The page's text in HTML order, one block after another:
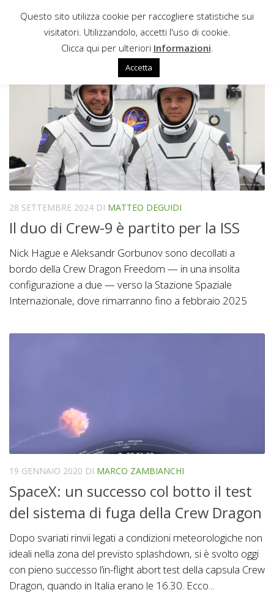
Sotto il contenuto
SUPERDRACO
28 SETTEMBRE 2024 DI MATTEO DEGUIDI
Il duo di Crew-9 è partito per la ISS
Nick Hague e Aleksandr Gorbunov sono decollati a
bordo della Crew Dragon Freedom — in una insolita
configurazione a due — verso la Stazione Spaziale
Internazionale, dove rimarranno fino a febbraio 2025
19 GENNAIO 2020 DI MARCO ZAMBIANCHI
SpaceX: un successo col botto il test
del sistema di fuga della Crew Dragon
Dopo svariati rinvii legati a condizioni meteorologiche non
ideali nella zona del previsto splashdown, si è svolto oggi
con pieno successo l’in-flight abort test della capsula Crew
Dragon, quando in Italia erano le 16.30. Ecco...
Questo sito utilizza cookie per raccogliere statistiche sui
visitatori. Utilizzandolo, accetti l'uso di cookie.
Clicca qui per ulteriori Informazioni
Accetta